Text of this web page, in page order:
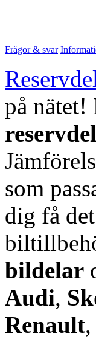
Frågor & svar
på
som
dig få
bildelar
Audi,
Renault,